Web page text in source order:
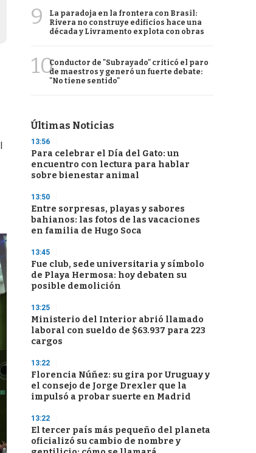
9
La paradoja en la frontera con Brasil:
Rivera no construye edificios hace una
década y Livramento explota con obras
10Conductor de "Subrayado" criticó el paro
de maestros y generó un fuerte debate:
"No tiene sentido"
Últimas Noticias
13:56
Para celebrar el Día del Gato: un
encuentro con lectura para hablar
sobre bienestar animal
13:50
Entre sorpresas, playas y sabores
bahianos: las fotos de las vacaciones
en familia de Hugo Soca
13:45
Fue club, sede universitaria y símbolo
de Playa Hermosa: hoy debaten su
posible demolición
13:25
Ministerio del Interior abrió llamado
laboral con sueldo de $63.937 para 223
cargos
13:22
Florencia Núñez: su gira por Uruguay y
el consejo de Jorge Drexler que la
impulsó a probar suerte en Madrid
13:22
El tercer país más pequeño del planeta
oficializó su cambio de nombre y